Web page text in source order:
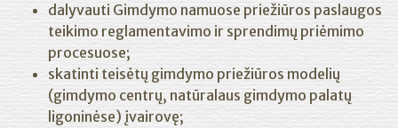
dalyvauti Gimdymo namuose priežiūros paslaugos
teikimo reglamentavimo ir sprendimų priėmimo
procesuose;
skatinti teisėtų gimdymo priežiūros modelių
(gimdymo centrų, natūralaus gimdymo palatų
ligoninėse) įvairovę;